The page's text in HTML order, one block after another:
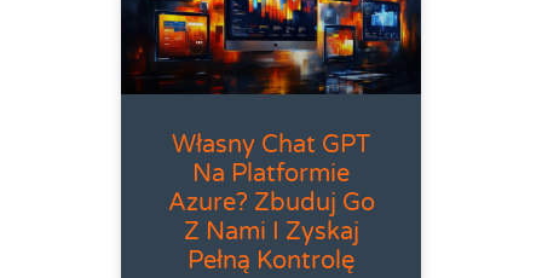
Własny Chat GPT
Na Platformie
Azure? Zbuduj Go
Z Nami I Zyskaj
Pełną Kontrolę